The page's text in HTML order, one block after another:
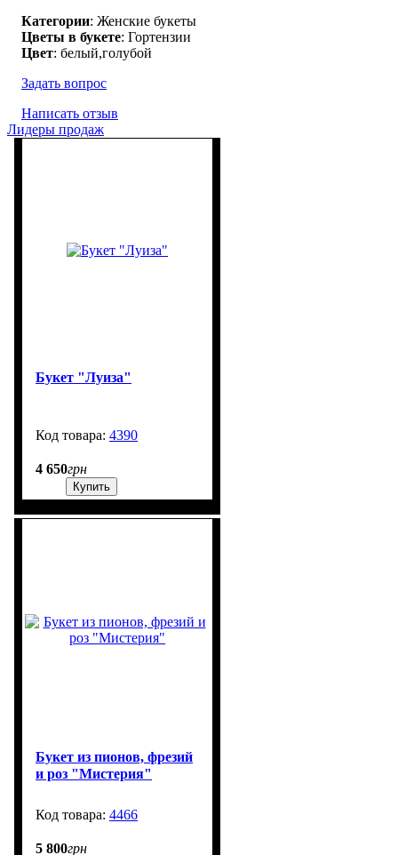
Категории: Женские букеты
Цветы в букете: Гортензии
Цвет: белый,голубой
Задать вопрос
Написать отзыв
Лидеры продаж
Букет "Луиза"
4390
4 650грн
Купить
Букет из пионов, фрезий
и роз "Мистерия"
4466
5 800грн